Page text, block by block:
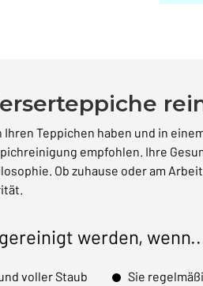
Ihren Teppichen haben und in
empfohlen. Ihre
Ob zuhause oder am
werden,
voller Staub
Sie